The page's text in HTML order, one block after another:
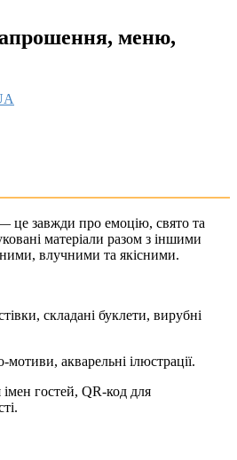
меню,
це завжди про емоцію, свято та
матеріали разом з іншими
влучними та якісними.
складані буклети, вирубні
акварельні ілюстрації.
гостей, QR‑код для